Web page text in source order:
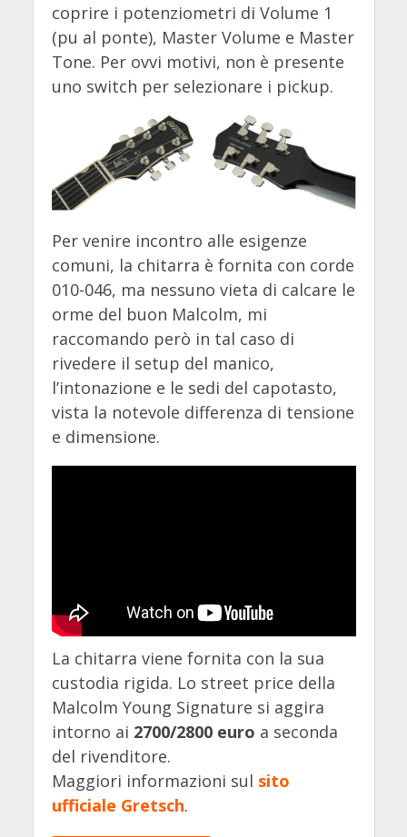
coprire i potenziometri di Volume 1
(pu al ponte), Master Volume e Master
Tone. Per ovvi motivi, non è presente
uno switch per selezionare i pickup.
Per venire incontro alle esigenze
comuni, la chitarra è fornita con corde
010-046, ma nessuno vieta di calcare le
orme del buon Malcolm, mi
raccomando però in tal caso di
rivedere il setup del manico,
l’intonazione e le sedi del capotasto,
vista la notevole differenza di tensione
e dimensione.
La chitarra viene fornita con la sua
custodia rigida. Lo street price della
Malcolm Young Signature si aggira
intorno ai 2700/2800 euro a seconda
del rivenditore.
Maggiori informazioni sul sito
ufficiale Gretsch.